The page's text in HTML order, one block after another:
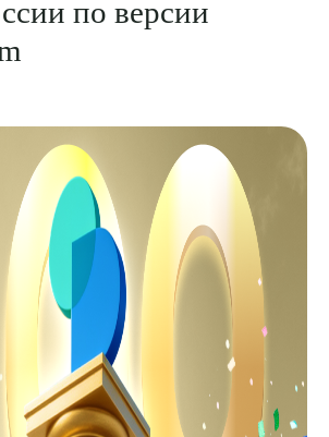
8 (863) 309-05-06
ЗАКАЗАТЬ ЗВОНОК
ЗАПИСЬ ОНЛАЙН
по версии